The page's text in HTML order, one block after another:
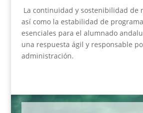
La continuidad y sostenibilidad de
así como la estabilidad de
esenciales para el alumnado
una respuesta ágil y responsable
administración.